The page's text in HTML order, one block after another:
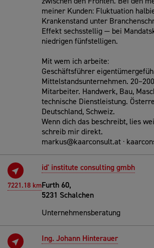
meiner Kunden: Fluktuation
Krankenstand unter
Effekt sechsstellig — bei
niedrigen fünfstelligen.
Mit wem ich arbeite:
Geschäftsführer
Mittelstandsunternehmen. 20–200
Mitarbeiter. Handwerk, Bau,
technische Dienstleistung.
Deutschland, Schweiz.
Wenn dich das beschreibt, lies
schreib mir direkt.
markus@kaarconsult.at ·
7221.18 km
id' institute consulting gmbh
Furth 60,
5231 Schalchen
Unternehmensberatung
Ing. Johann Hinterauer